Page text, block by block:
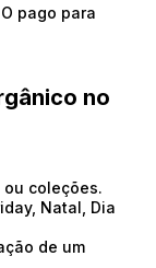
pago para
no
coleções.
Natal, Dia
de um